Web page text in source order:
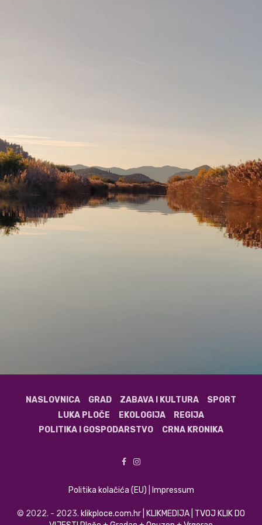
NASLOVNICA GRAD ZABAVA I KULTURA
SPORT
LUKA PLOČE
EKOLOGIJA
REGIJA
POLITIKA I GOSPODARSTVO
CRNA KRONIKA
Politika kolačića (EU) Impressum
© 2022. - 2023. klikploce.com.hr | KLIKMEDIJA | TVOJ KLIK DO